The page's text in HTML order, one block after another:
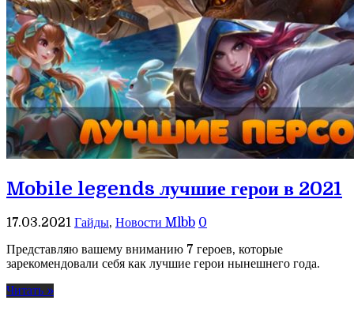
Mobile legends лучшие герои в 2021
17.03.2021 Гайды, Новости Mlbb 0
Представляю вашему вниманию 7 героев, которые
зарекомендовали себя как лучшие герои нынешнего года.
Читать »